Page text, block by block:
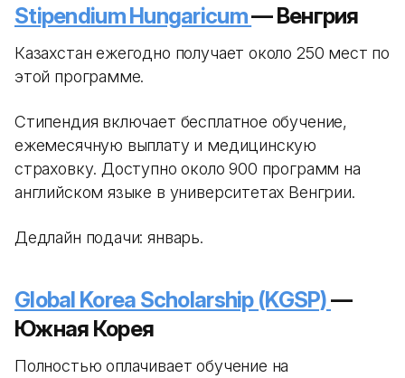
Stipendium Hungaricum— Венгрия
Казахстан ежегодно получает около 250 мест по
этой программе.
Стипендия включает бесплатное обучение,
ежемесячную выплату и медицинскую
страховку. Доступно около 900 программ на
английском языке в университетах Венгрии.
Дедлайн подачи: январь.
Global Korea Scholarship (KGSP)—
Южная Корея
Полностью оплачивает обучение на